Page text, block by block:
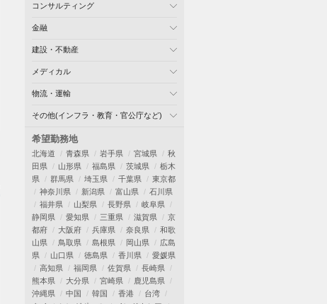
コンサルティング
金融
建設・不動産
メディカル
物流・運輸
その他(インフラ・教育・官公庁など)
希望勤務地
北海道 青森県 岩手県 宮城県
秋
田県
山形県 福島県 茨城県
栃木
県
群馬県 埼玉県 千葉県
東京都
神奈川県
新潟県 富山県
石川県
福井県
山梨県 長野県
岐阜県
静岡県
愛知県 三重県 滋賀県
京
都府
大阪府 兵庫県 奈良県
和歌
山県
鳥取県 島根県 岡山県
広島
県
山口県 徳島県 香川県
愛媛県
高知県
福岡県 佐賀県
長崎県
熊本県
大分県 宮崎県
鹿児島県
沖縄県
中国 韓国 香港
台湾